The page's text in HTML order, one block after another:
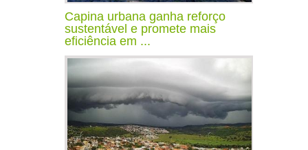
Capina urbana ganha reforço
sustentável e promete mais
eficiência em ...